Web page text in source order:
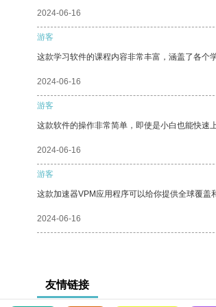
2024-06-16
游客
这款学习软件的课程内容非常丰富，涵盖了各个
2024-06-16
游客
这款软件的操作非常简单，即使是小白也能快速上
2024-06-16
游客
这款加速器VPM应用程序可以给你提供全球覆盖
2024-06-16
友情链接